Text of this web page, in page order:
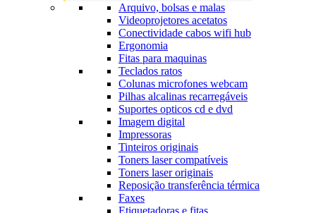
Arquivo, bolsas e malas
Videoprojetores acetatos
Conectividade cabos wifi hub
Ergonomia
Fitas para maquinas
Teclados ratos
Colunas microfones webcam
Pilhas alcalinas recarregáveis
Suportes opticos cd e dvd
Imagem digital
Impressoras
Tinteiros originais
Toners laser compatíveis
Toners laser originais
Reposição transferência térmica
Faxes
Etiquetadoras e fitas